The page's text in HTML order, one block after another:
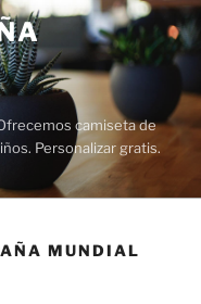
camiseta de
Personalizar gratis.
MUNDIAL